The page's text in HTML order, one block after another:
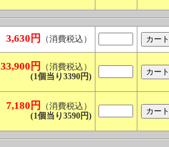
3,630円 （消費税込）
33,900円
（消費税込）
(1個当り3390円)
7,180円
（消費税込）
(1個当り3590円)